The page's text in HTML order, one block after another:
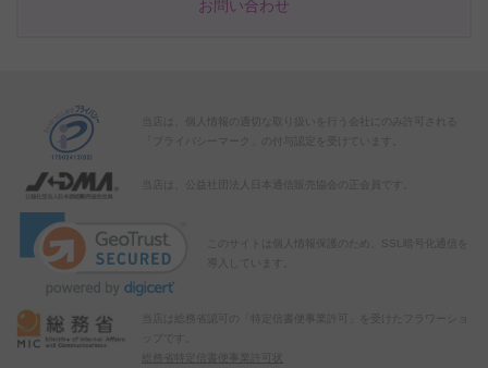
お問い合わせ
当店は、個人情報の適切な取り扱いを行う会社にのみ許可される
「プライバシーマーク」の付与認定を受けています。
当店は、公益社団法人日本通信販売協会の正会員です。
このサイトは個人情報保護のため、SSL暗号化通信を
導入しています。
当店は総務省認可の「特定信書便事業許可」を受けたフラワーショ
総務省特定信書便事業許可状